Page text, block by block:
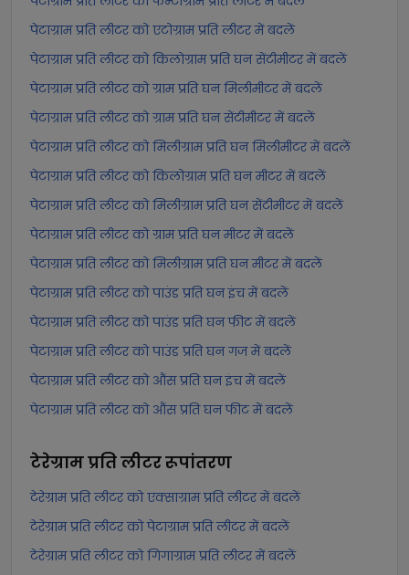
पेटाग्राम प्रति लीटर को एटोग्राम प्रति लीटर में बदलें
पेटाग्राम प्रति लीटर को किलोग्राम प्रति घन सेंटीमीटर में बदलें
पेटाग्राम प्रति लीटर को ग्राम प्रति घन मिलीमीटर में बदलें
पेटाग्राम प्रति लीटर को ग्राम प्रति घन सेंटीमीटर में बदलें
पेटाग्राम प्रति लीटर को मिलीग्राम प्रति घन मिलीमीटर में बदलें
पेटाग्राम प्रति लीटर को किलोग्राम प्रति घन मीटर में बदलें
पेटाग्राम प्रति लीटर को मिलीग्राम प्रति घन सेंटीमीटर में बदलें
पेटाग्राम प्रति लीटर को ग्राम प्रति घन मीटर में बदलें
पेटाग्राम प्रति लीटर को मिलीग्राम प्रति घन मीटर में बदलें
पेटाग्राम प्रति लीटर को पाउंड प्रति घन इंच में बदलें
पेटाग्राम प्रति लीटर को पाउंड प्रति घन फीट में बदलें
पेटाग्राम प्रति लीटर को पाउंड प्रति घन गज में बदलें
पेटाग्राम प्रति लीटर को औंस प्रति घन इंच में बदलें
पेटाग्राम प्रति लीटर को औंस प्रति घन फीट में बदलें
टेरेग्राम प्रति लीटररूपांतरण
टेरेग्राम प्रति लीटर को एक्साग्राम प्रति लीटर में बदलें
टेरेग्राम प्रति लीटर को पेटाग्राम प्रति लीटर में बदलें
टेरेग्राम प्रति लीटर को गिगाग्राम प्रति लीटर में बदलें